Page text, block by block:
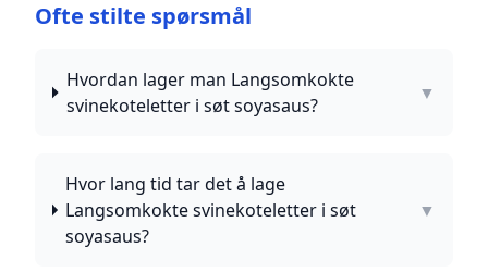
Ofte stilte spørsmål
Hvordan lager man Langsomkokte
svinekoteletter i søt soyasaus?
▼
Hvor lang tid tar det å lage
Langsomkokte svinekoteletter i søt
soyasaus?
▼